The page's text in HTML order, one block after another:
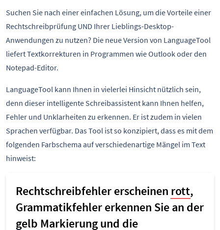
Suchen Sie nach einer einfachen Lösung, um die Vorteile einer
Rechtschreibprüfung UND Ihrer Lieblings-Desktop-
Anwendungen zu nutzen? Die neue Version von LanguageTool
liefert Textkorrekturen in Programmen wie Outlook oder den
Notepad-Editor.
LanguageTool kann Ihnen in vielerlei Hinsicht nützlich sein,
denn dieser intelligente Schreibassistent kann Ihnen helfen,
Fehler und Unklarheiten zu erkennen. Er ist zudem in vielen
Sprachen verfügbar. Das Tool ist so konzipiert, dass es mit dem
folgenden Farbschema auf verschiedenartige Mängel im Text
hinweist: